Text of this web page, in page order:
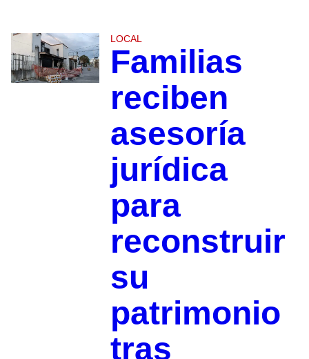
LOCAL
Familias
reciben
asesoría
jurídica
para
reconstruir
su
patrimonio
tras